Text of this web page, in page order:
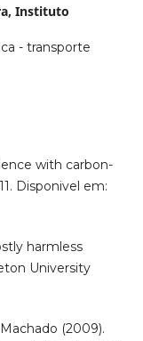
Instituto
- transporte
with carbon-
Disponivel em:
harmless
University
(2009).